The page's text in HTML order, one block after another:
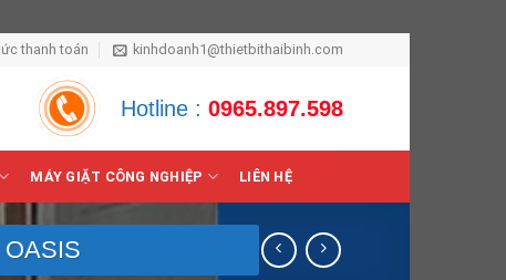
thanh toán kinhdoanh1@thietbithaibinh.com
Hotline : 0965.897.598
MÁY GIẶT CÔNG NGHIỆP LIÊN HỆ